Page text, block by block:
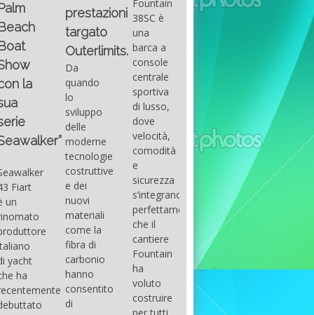
la
Fiart
un
yacht
ha
prestazioni
targato
Outerlimits.
Da
quando
lo
sviluppo
delle
moderne
tecnologie
costruttive
e dei
nuovi
materiali
come la
fibra di
carbonio
hanno
consentito
di
Fountain
38SC è
una
barca a
console
centrale
sportiva
di lusso,
dove
velocità,
comodità
e
sicurezza
s’integrano
perfettamente,
che il
cantiere
Fountain
ha
voluto
costruire
per tutti
basic
on
basic
intention
draw
attention
to the
use of
formulas
to be
GUITAR
Santana
had its
maximum
in the
early
seventies
that
Santana,